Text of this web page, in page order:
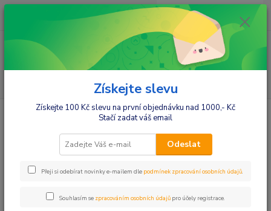
ks
za 0,00 Kč
Potřeby pro maminky Dětské deky, dečky
Dětské deky, dečky
Upřesnit parametry
Získejte slevu
Získejte 100 Kč slevu na první objednávku nad 1000,- Kč
Stačí zadat váš email
Odeslat
Přeji si odebírat novinky e-mailem dle podmínek zpracování osobních údajů.
Souhlasím se zpracováním osobních údajů pro účely registrace.